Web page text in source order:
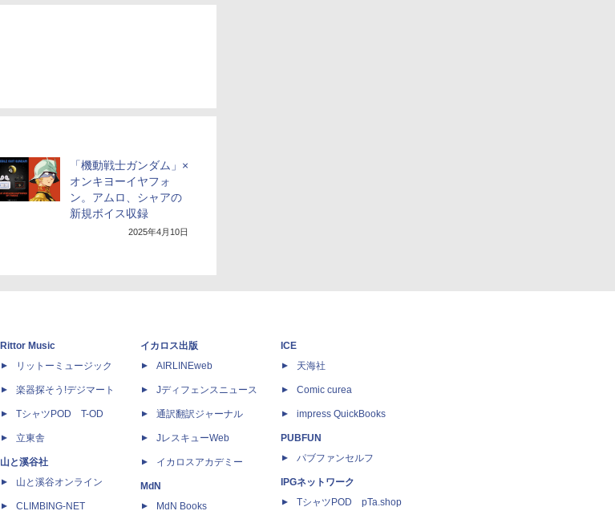
「機動戦士ガンダム」×
オンキヨーイヤフォ
ン。アムロ、シャアの
新規ボイス収録
2025年4月10日
Rittor Music
リットーミュージック
楽器探そう!デジマート
TシャツPOD T-OD
立東舎
山と溪谷社
山と溪谷オンライン
CLIMBING-NET
イカロス出版
AIRLINEweb
Jディフェンスニュース
通訳翻訳ジャーナル
JレスキューWeb
イカロスアカデミー
MdN
MdN Books
ICE
天海社
Comic curea
impress QuickBooks
PUBFUN
パブファンセルフ
IPGネットワーク
TシャツPOD pTa.shop